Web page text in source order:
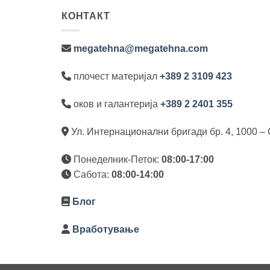
КОНТАКТ
megatehna@megatehna.com
плочест материјал +389 2 3109 423
оков и галантерија +389 2 2401 355
Ул. Интернационални бригади бр. 4, 1000 –
Понеделник-Петок: 08:00-17:00
Сабота: 08:00-14:00
Блог
Вработување